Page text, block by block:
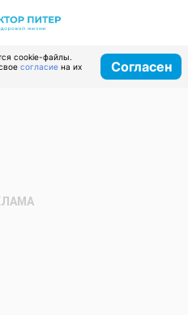
cookie-файлы.
согласие на их
Согласен